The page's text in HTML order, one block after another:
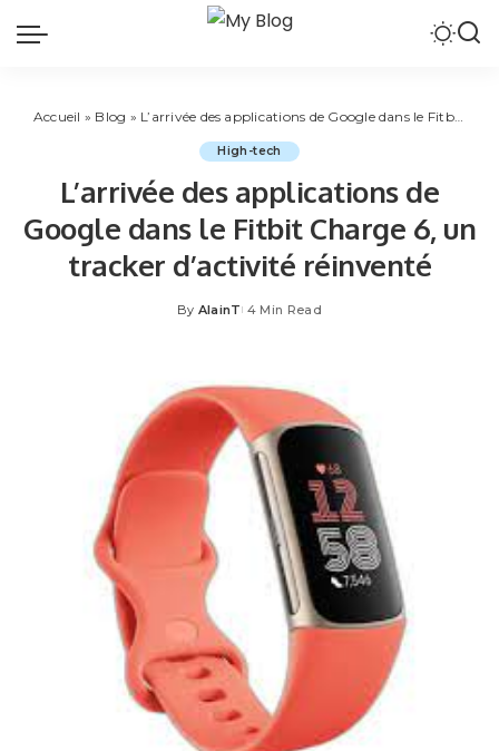
Accueil » Blog » L’arrivée des applications de Google dans le Fitbit Charge 6, un tracker d’activité réinventé
High-tech
L’arrivée des applications de
Google dans le Fitbit Charge 6, un
tracker d’activité réinventé
Posted
By AlainT 4 Min Read